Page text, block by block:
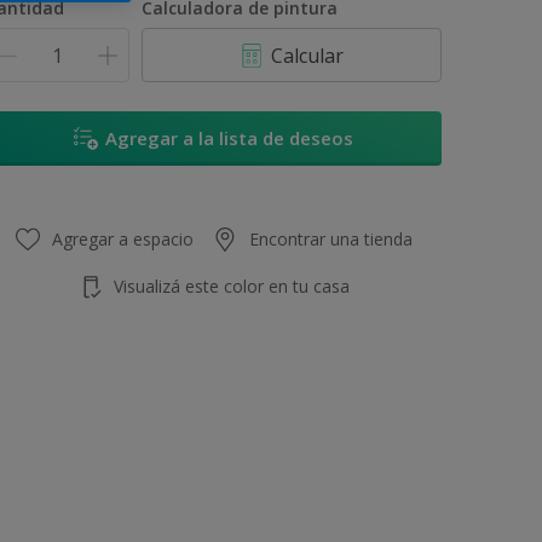
Calculadora de pintura
Calcular
Agregar a la lista de deseos
Agregar a espacio Encontrar una tienda
Visualizá este color en tu casa